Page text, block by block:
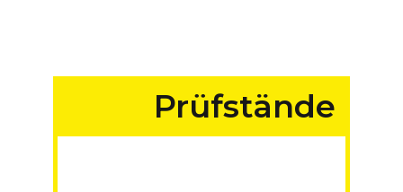
Prüfstände